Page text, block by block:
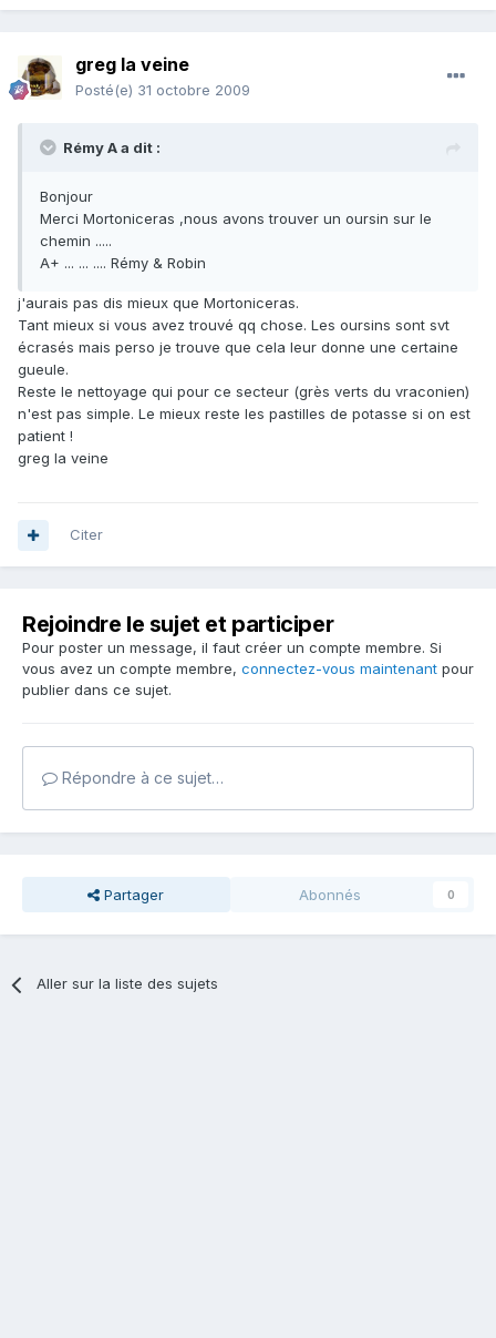
greg la veine
Posté(e) 31 octobre 2009
Rémy A a dit :
Bonjour
Merci Mortoniceras ,nous avons trouver un oursin sur le
chemin .....
A+ ... ... .... Rémy & Robin
j'aurais pas dis mieux que Mortoniceras.
Tant mieux si vous avez trouvé qq chose. Les oursins sont svt
écrasés mais perso je trouve que cela leur donne une certaine
gueule.
Reste le nettoyage qui pour ce secteur (grès verts du vraconien)
n'est pas simple. Le mieux reste les pastilles de potasse si on est
patient !
greg la veine
Citer
Rejoindre le sujet et participer
Pour poster un message, il faut créer un compte membre. Si
vous avez un compte membre, connectez-vous maintenant pour
publier dans ce sujet.
Répondre à ce sujet…
Partager Abonnés 0
Aller sur la liste des sujets